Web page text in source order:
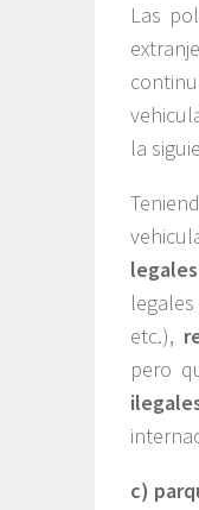
Las
la
legales
etc.),
pero
c)